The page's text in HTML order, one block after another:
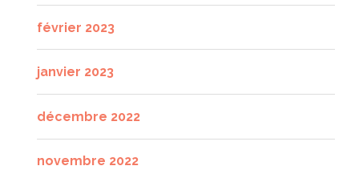
février 2023
janvier 2023
décembre 2022
novembre 2022